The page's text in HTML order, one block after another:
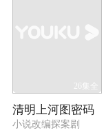
26集全
清明上河图密码
小说改编探案剧